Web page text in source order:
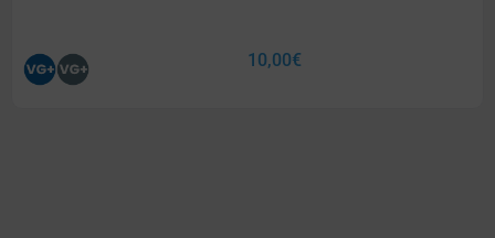
10,00€